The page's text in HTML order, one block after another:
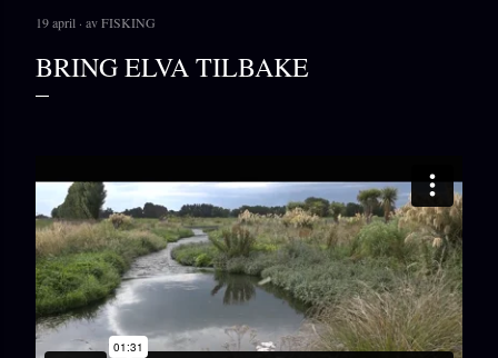
19 april avFISKING
BRING ELVA TILBAKE